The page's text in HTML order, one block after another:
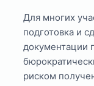
Для многих
подготовка и
документации
риском